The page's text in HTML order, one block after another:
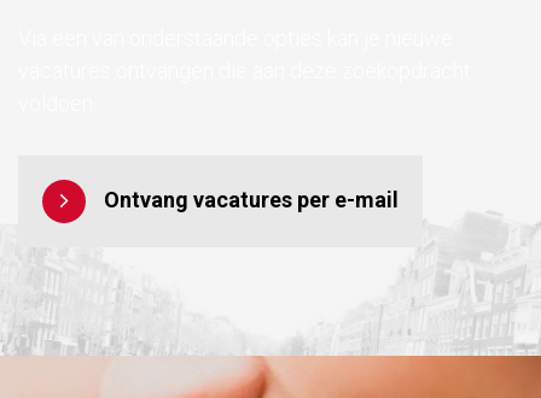
Ontvang vacatures per e-mail